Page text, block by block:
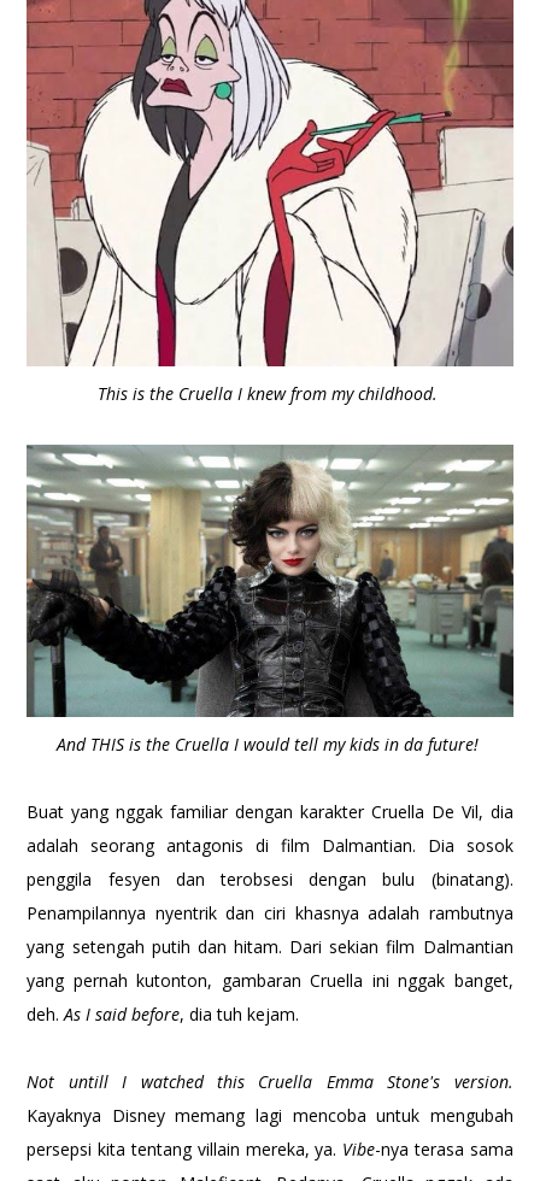
This is the Cruella I knew from my childhood.
And THIS is the Cruella I would tell my kids in da future!
Buat yang nggak familiar dengan karakter Cruella De Vil, dia
adalah seorang antagonis di film Dalmantian. Dia sosok
penggila fesyen dan terobsesi dengan bulu (binatang).
Penampilannya nyentrik dan ciri khasnya adalah rambutnya
yang setengah putih dan hitam. Dari sekian film Dalmantian
yang pernah kutonton, gambaran Cruella ini nggak banget,
deh.As I said before, dia tuh kejam.
Not untill I watched this Cruella Emma Stone's version.
Kayaknya Disney memang lagi mencoba untuk mengubah
persepsi kita tentang villain mereka, ya. Vibe-nya terasa sama